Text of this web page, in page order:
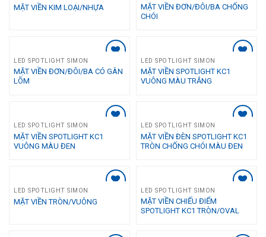
Add to
MẶT VIỀN KIM LOẠI/NHỰA
Add to
MẶT VIỀN ĐƠN/ĐÔI/BA CHỐNG
CHÓI
Add to
LED SPOTLIGHT SIMON
MẶT VIỀN ĐƠN/ĐÔI/BA CÓ GÂN
LÕM
Add to
LED SPOTLIGHT SIMON
MẶT VIỀN SPOTLIGHT KC1
VUÔNG MÀU TRẮNG
Add to
LED SPOTLIGHT SIMON
MẶT VIỀN SPOTLIGHT KC1
VUÔNG MÀU ĐEN
Add to
Wishlist
LED SPOTLIGHT SIMON
MẶT VIỀN ĐÈN SPOTLIGHT KC1
TRÒN CHỐNG CHÓI MÀU ĐEN
LED SPOTLIGHT SIMON
MẶT VIỀN TRÒN/VUÔNG
Wishlist
LED SPOTLIGHT SIMON
MẶT VIỀN CHIẾU ĐIỂM
SPOTLIGHT KC1 TRÒN/OVAL